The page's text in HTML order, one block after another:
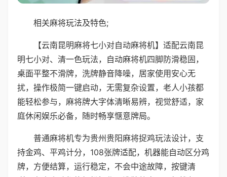
相关麻将玩法及特色;
【云南昆明麻将七小对自动麻将机】适配云南昆
明七小对、清一色玩法，自动麻将机四脚防滑稳固，
桌面平整不滑牌，洗牌静音降噪，居家使用安心无
扰，操作极简一键启动，无需复杂设置，老人小孩都
能轻松参与，麻将牌大字体清晰易辨，视觉舒适，家
庭休闲娱乐必备，随时畅享惬意牌局。
普通麻将机专为贵州贵阳麻将捉鸡玩法设计，支
持金鸡、平鸡计分，108张牌适配，机器能自动区分鸡
牌，方便结算，运行稳定，不会中途故障，按键清